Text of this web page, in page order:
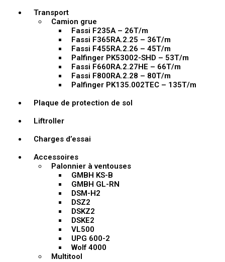
Transport
Camion grue
Fassi F235A – 26T/m
Fassi F365RA.2.25 – 36T/m
Fassi F455RA.2.26 – 45T/m
Palfinger PK53002-SHD – 53T/m
Fassi F660RA.2.27HE – 66T/m
Fassi F800RA.2.28 – 80T/m
Palfinger PK135.002TEC – 135T/m
Plaque de protection de sol
Liftroller
Charges d’essai
Accessoires
Palonnier à ventouses
GMBH KS-B
GMBH GL-RN
DSM-H2
DSZ2
DSKZ2
DSKE2
VL500
UPG 600-2
Wolf 4000
Multitool